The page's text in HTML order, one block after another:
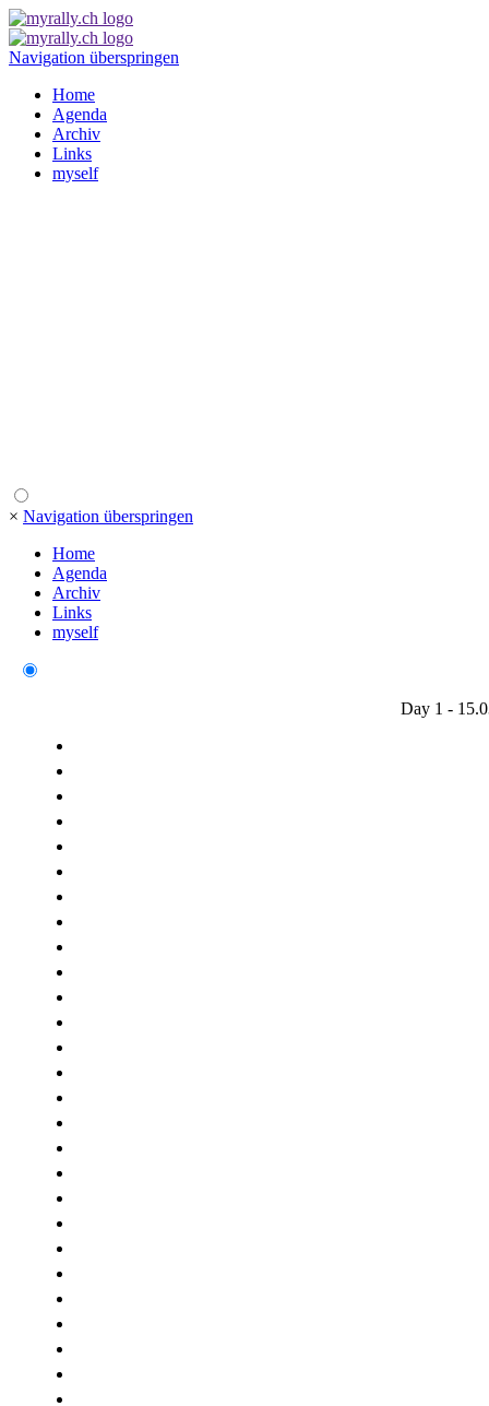
Navigation überspringen
Home
Agenda
Archiv
Links
myself
× Navigation überspringen
Home
Agenda
Archiv
Links
myself
Day 1 -